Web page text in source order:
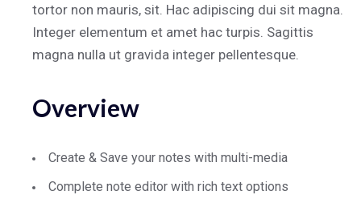
tortor non mauris, sit. Hac adipiscing dui sit magna.
Integer elementum et amet hac turpis. Sagittis
magna nulla ut gravida integer pellentesque.
Overview
Create & Save your notes with multi-media
Complete note editor with rich text options